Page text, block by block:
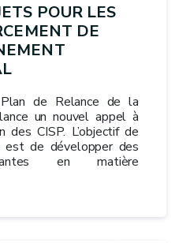
POUR LES
DE
de Relance de la
un nouvel appel à
CISP. L’objectif de
de développer des
en matière